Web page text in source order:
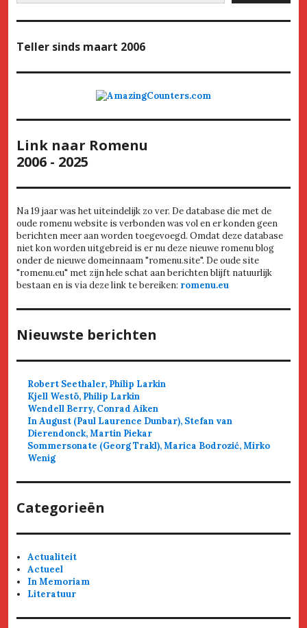
Teller sinds maart 2006
Link naar Romenu
2006 - 2025
Na 19 jaar was het uiteindelijk zo ver. De database die met de
oude romenu website is verbonden was vol en er konden geen
berichten meer aan worden toegevoegd. Omdat deze database
niet kon worden uitgebreid is er nu deze nieuwe romenu blog
onder de nieuwe domeinnaam "romenu.site". De oude site
"romenu.eu" met zijn hele schat aan berichten blijft natuurlijk
bestaan en is via deze link te bereiken: romenu.eu
Nieuwste berichten
Robert Seethaler, Philip Larkin
Kjell Westö, Philip Larkin
Wendell Berry, Conrad Aiken
In August (Paul Laurence Dunbar), Stefan van
Dierendonck, Martin Piekar
Sommersonate (Georg Trakl), Marica Bodrozić, Mirko
Wenig
Categorieën
Actualiteit
Actueel
In Memoriam
Literatuur